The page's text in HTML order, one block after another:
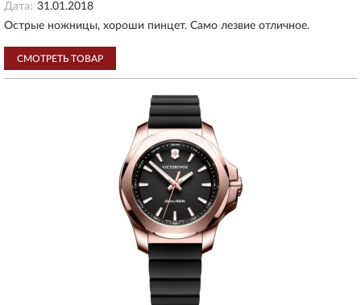
Дата: 31.01.2018
Острые ножницы, хороши пинцет. Само лезвие отличное.
СМОТРЕТЬ ТОВАР